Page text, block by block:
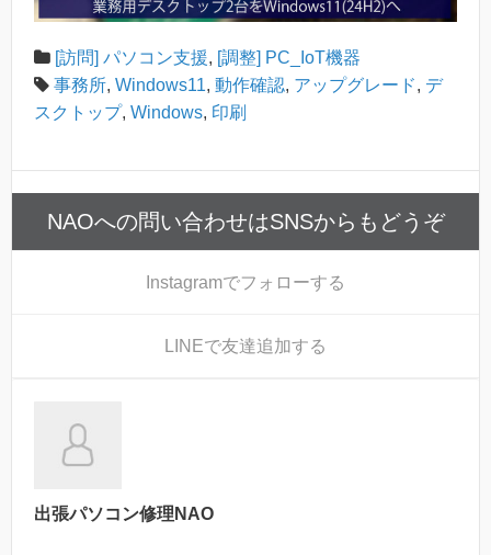
[訪問] パソコン支援, [調整] PC_IoT機器
事務所, Windows11, 動作確認, アップグレード, デ
スクトップ, Windows, 印刷
NAOへの問い合わせはSNSからもどうぞ
Instagramでフォローする
LINEで友達追加する
出張パソコン修理NAO